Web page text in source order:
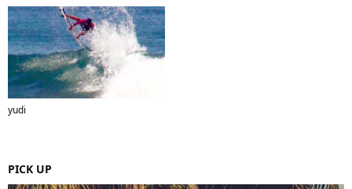
yudi
PICK UP